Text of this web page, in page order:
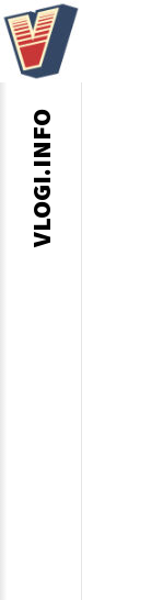
VLOGI.INFO